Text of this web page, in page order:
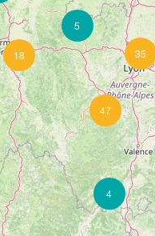
5
4
35
47
18